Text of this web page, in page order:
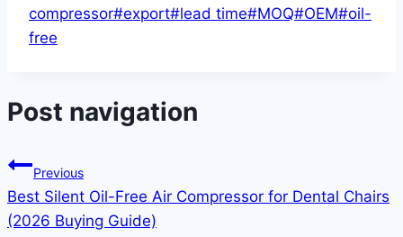
compressor#export#lead time#MOQ#OEM#oil-
free
Post navigation
Previous
Best Silent Oil-Free Air Compressor for Dental Chairs
(2026 Buying Guide)